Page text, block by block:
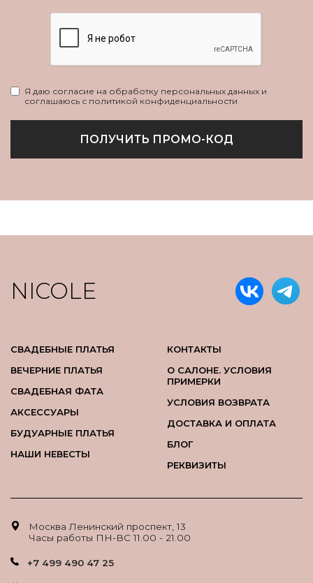
Я даю согласие на обработку персональных данных и
соглашаюсь с политикой конфиденциальности
ПОЛУЧИТЬ ПРОМО-КОД
NICOLE
СВАДЕБНЫЕ ПЛАТЬЯ
ВЕЧЕРНИЕ ПЛАТЬЯ
СВАДЕБНАЯ ФАТА
АКСЕССУАРЫ
БУДУАРНЫЕ ПЛАТЬЯ
НАШИ НЕВЕСТЫ
КОНТАКТЫ
О САЛОНЕ. УСЛОВИЯ
ПРИМЕРКИ
УСЛОВИЯ ВОЗВРАТА
ДОСТАВКА И ОПЛАТА
БЛОГ
РЕКВИЗИТЫ
Москва Ленинский проспект, 13
Часы работы ПН-ВС 11.00 - 21.00
+7 499 490 47 25